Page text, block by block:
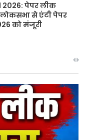
2026: पेपर लीक
लोकसभा से एंटी पेपर
को मंजूरी
गुरु